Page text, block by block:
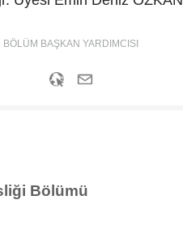
BÖLÜM BAŞKAN YARDIMCISI
Bölümü